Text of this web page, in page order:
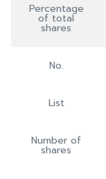
Percentage
of total
shares
No.
List
Number of
shares